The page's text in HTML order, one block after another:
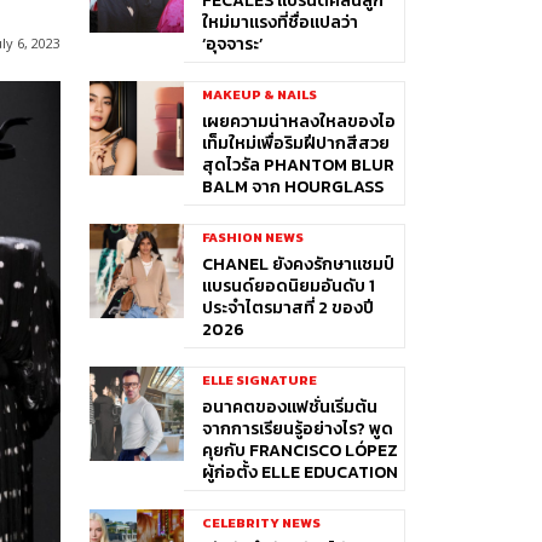
6, 2023
ใหม่มาแรงที่ชื่อแปลว่า
‘อุจจาระ’
MAKEUP & NAILS
เผยความน่าหลงใหลของไอ
เท็มใหม่เพื่อริมฝีปากสีสวย
สุดไวรัล PHANTOM BLUR
BALM จาก HOURGLASS
FASHION NEWS
CHANEL ยังคงรักษาแชมป์
แบรนด์ยอดนิยมอันดับ 1
ประจำไตรมาสที่ 2 ของปี
2026
ELLE SIGNATURE
อนาคตของแฟชั่นเริ่มต้น
จากการเรียนรู้อย่างไร? พูด
คุยกับ FRANCISCO LÓPEZ
ผู้ก่อตั้ง ELLE EDUCATION
CELEBRITY NEWS